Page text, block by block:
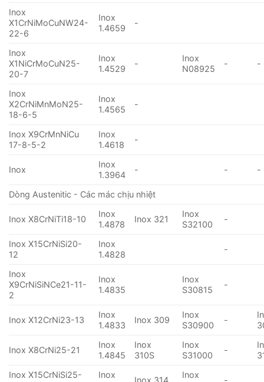
Inox
X1CrNiMoCuNW24-
22-6
Inox
1.4659
-
Inox
X1NiCrMoCuN25-
20-7
Inox
1.4529
-
Inox
N08925
- -
Inox
X2CrNiMnMoN25-
18-6-5
Inox
1.4565
-
Inox X9CrMnNiCu
17-8-5-2
Inox
1.4618
-
Inox
Inox
1.3964
- - -
Dòng Austenitic - Các mác chịu nhiệt
Inox X8CrNiTi18-10
Inox
1.4878
Inox 321
Inox
S32100
-
Inox X15CrNiSi20-
12
Inox
1.4828
-
Inox
X9CrNiSiNCe21-11-
2
Inox
1.4835
Inox
S30815
-
Inox X12CrNi23-13
Inox
1.4833
Inox 309
Inox
S30900
-
Inox X8CrNi25-21
Inox
1.4845
Inox
310S
Inox
S31000
-
Inox X15CrNiSi25-
Inox
Inox